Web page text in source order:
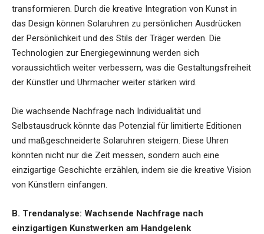
transformieren. Durch die kreative Integration von Kunst in
das Design können Solaruhren zu persönlichen Ausdrücken
der Persönlichkeit und des Stils der Träger werden. Die
Technologien zur Energiegewinnung werden sich
voraussichtlich weiter verbessern, was die Gestaltungsfreiheit
der Künstler und Uhrmacher weiter stärken wird.
Die wachsende Nachfrage nach Individualität und
Selbstausdruck könnte das Potenzial für limitierte Editionen
und maßgeschneiderte Solaruhren steigern. Diese Uhren
könnten nicht nur die Zeit messen, sondern auch eine
einzigartige Geschichte erzählen, indem sie die kreative Vision
von Künstlern einfangen.
B. Trendanalyse: Wachsende Nachfrage nach
einzigartigen Kunstwerken am Handgelenk